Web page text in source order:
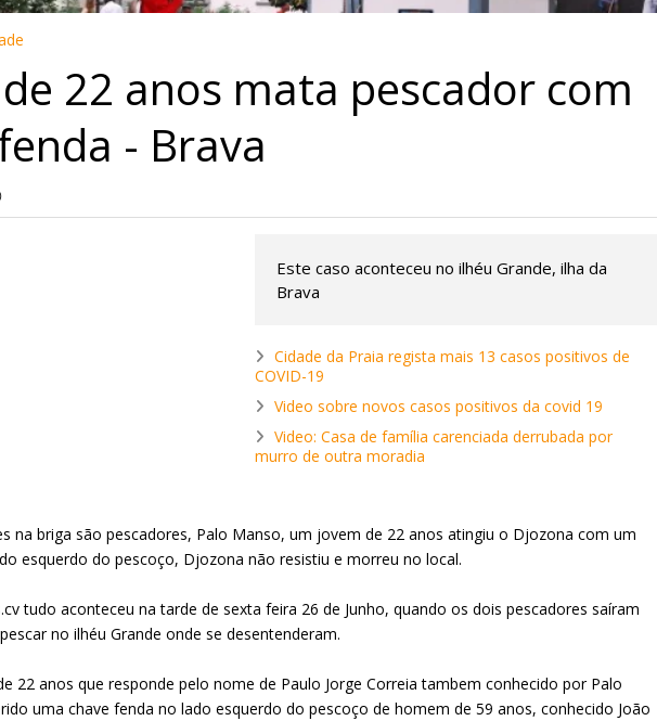
de 22 anos mata pescador com
- Brava
Este caso aconteceu no ilhéu Grande, ilha da
Brava
Cidade da Praia regista mais 13 casos positivos de
COVID-19
Video sobre novos casos positivos da covid 19
Video: Casa de família carenciada derrubada por
murro de outra moradia
na briga são pescadores, Palo Manso, um jovem de 22 anos atingiu o Djozona com um
esquerdo do pescoço, Djozona não resistiu e morreu no local.
tudo aconteceu na tarde de sexta feira 26 de Junho, quando os dois pescadores saíram
no ilhéu Grande onde se desentenderam.
22 anos que responde pelo nome de Paulo Jorge Correia tambem conhecido por Palo
uma chave fenda no lado esquerdo do pescoço de homem de 59 anos, conhecido João